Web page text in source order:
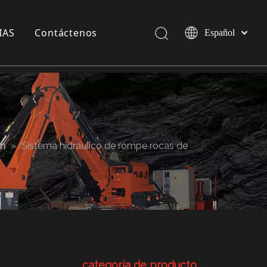
Contáctenos
Español
English
» Sistema hidráulico de rompe rocas de